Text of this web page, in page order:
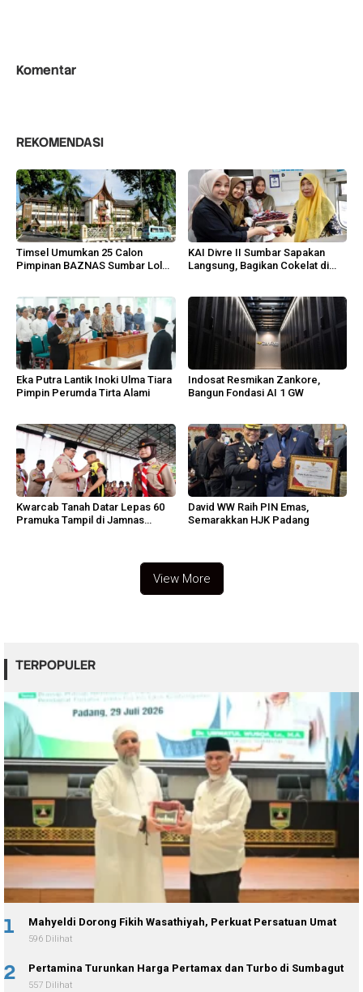
Komentar
REKOMENDASI
Timsel Umumkan 25 Calon
Pimpinan BAZNAS Sumbar Lolos
KAI Divre II Sumbar Sapakan
Langsung, Bagikan Cokelat di
Eka Putra Lantik Inoki Ulma Tiara
Pimpin Perumda Tirta Alami
Indosat Resmikan Zankore,
Bangun Fondasi AI 1 GW
Kwarcab Tanah Datar Lepas 60
Pramuka Tampil di Jamnas
David WW Raih PIN Emas,
Semarakkan HJK Padang
View More
TERPOPULER
1 Mahyeldi Dorong Fikih Wasathiyah, Perkuat Persatuan Umat
596 Dilihat
2 Pertamina Turunkan Harga Pertamax dan Turbo di Sumbagut
557 Dilihat